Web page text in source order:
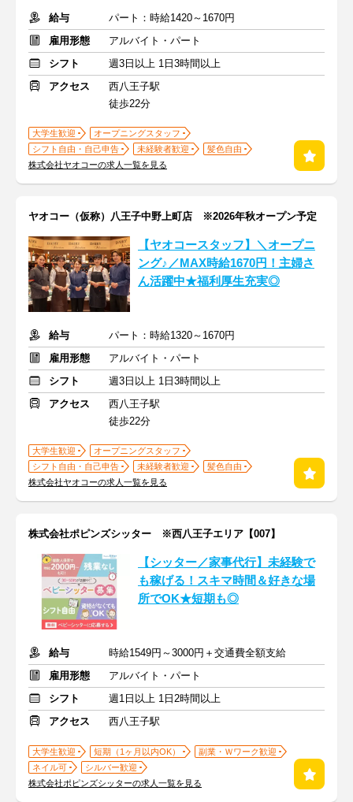
給与
パート：時給1420～1670円
雇用形態
アルバイト・パート
シフト
週3日以上 1日3時間以上
アクセス
西八王子駅
徒歩22分
大学生歓迎
オープニングスタッフ
シフト自由・自己申告
未経験者歓迎
髪色自由
株式会社ヤオコーの求人一覧を見る
ヤオコー（仮称）八王子中野上町店 ※2026年秋オープン予定
【ヤオコースタッフ】＼オープニ
ング♪／MAX時給1670円！主婦さ
ん活躍中★福利厚生充実◎
給与
パート：時給1320～1670円
雇用形態
アルバイト・パート
シフト
週3日以上 1日3時間以上
アクセス
西八王子駅
徒歩22分
大学生歓迎
オープニングスタッフ
シフト自由・自己申告
未経験者歓迎
髪色自由
株式会社ヤオコーの求人一覧を見る
株式会社ポピンズシッター ※西八王子エリア【007】
【シッター／家事代行】未経験で
も稼げる！スキマ時間＆好きな場
所でOK★短期も◎
給与
時給1549円～3000円＋交通費全額支給
雇用形態
アルバイト・パート
シフト
週1日以上 1日2時間以上
アクセス
西八王子駅
大学生歓迎 短期（1ヶ月以内OK）
副業・Ｗワーク歓迎
ネイル可
シルバー歓迎
株式会社ポピンズシッターの求人一覧を見る